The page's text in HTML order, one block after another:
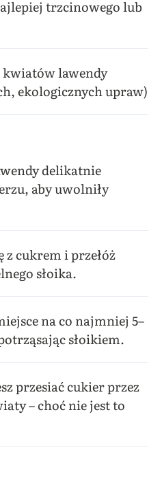
trzcinowego lub
kwiatów lawendy
ekologicznych upraw)
delikatnie
aby uwolniły
z cukrem i przełóż
słoika.
na co najmniej 5–
słoikiem.
przesiać cukier przez
– choć nie jest to